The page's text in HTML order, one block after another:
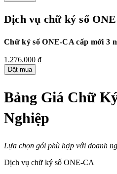
Dịch vụ chữ ký số
Chữ ký số ONE-CA cấp mới 3
1.276.000 ₫
Đặt mua
Bảng Giá Chữ
Nghiệp
Lựa chọn gói phù hợp với doanh
Dịch vụ chữ ký số ONE-CA